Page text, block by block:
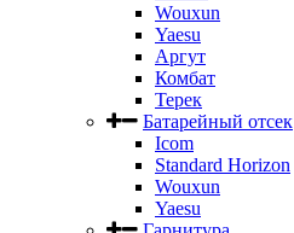
Wouxun
Yaesu
Аргут
Комбат
Терек
Батарейный отсек
Icom
Standard Horizon
Wouxun
Yaesu